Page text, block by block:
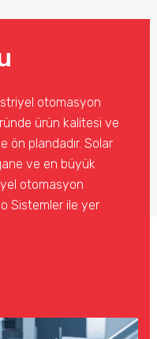
otomasyon
ürün kalitesi ve
ön plandadır. Solar
ve en büyük
otomasyon
Sistemler ile yer